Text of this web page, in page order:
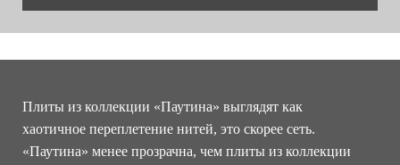
Плиты из коллекции «Паутина» выглядят как
хаотичное переплетение нитей, это скорее сеть.
«Паутина» менее прозрачна, чем плиты из коллекции